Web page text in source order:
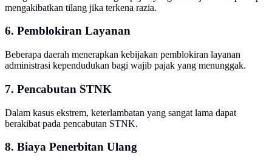
mengakibatkan tilang jika terkena razia.
6. Pemblokiran Layanan
Beberapa daerah menerapkan kebijakan pemblokiran layanan
administrasi kependudukan bagi wajib pajak yang menunggak.
7. Pencabutan STNK
Dalam kasus ekstrem, keterlambatan yang sangat lama dapat
berakibat pada pencabutan STNK.
8. Biaya Penerbitan Ulang